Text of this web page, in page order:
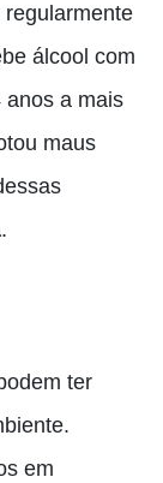
álcool com
anos a mais
maus
.
ter
em